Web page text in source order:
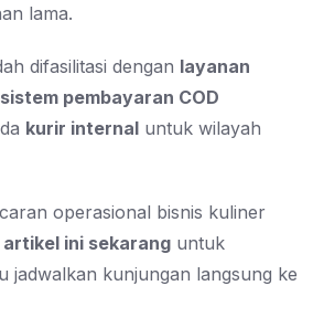
lama.
difasilitasi dengan layanan
pembayaran COD
kurir internal untuk wilayah
operasional bisnis kuliner
ini sekarang untuk
jadwalkan kunjungan langsung ke